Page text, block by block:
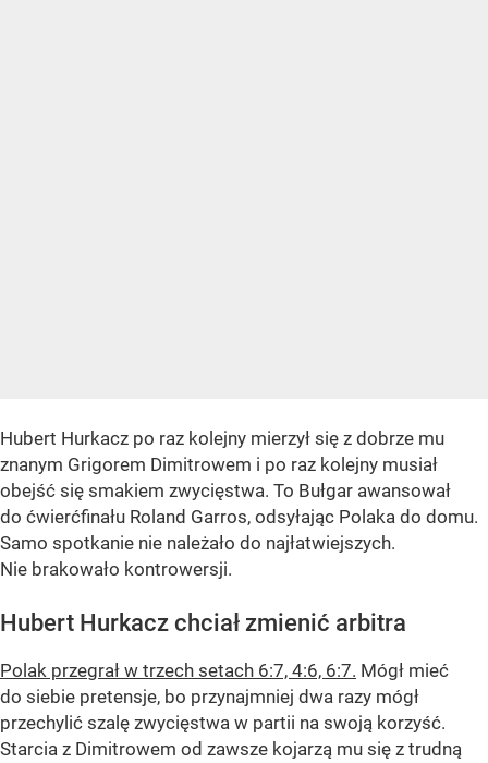
Hubert Hurkacz po raz kolejny mierzył się z dobrze mu
znanym Grigorem Dimitrowem i po raz kolejny musiał
obejść się smakiem zwycięstwa. To Bułgar awansował
do ćwierćfinału Roland Garros, odsyłając Polaka do domu.
Samo spotkanie nie należało do najłatwiejszych.
Nie brakowało kontrowersji.
Hubert Hurkacz chciał zmienić arbitra
Polak przegrał w trzech setach 6:7, 4:6, 6:7. Mógł mieć
do siebie pretensje, bo przynajmniej dwa razy mógł
przechylić szalę zwycięstwa w partii na swoją korzyść.
Starcia z Dimitrowem od zawsze kojarzą mu się z trudną